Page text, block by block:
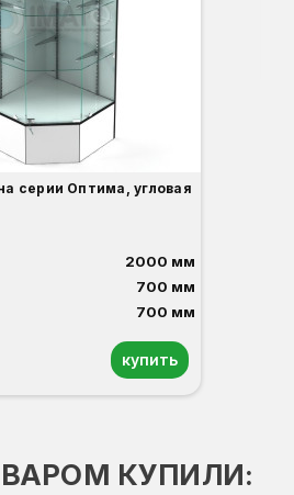
серии Оптима, угловая
2000 мм
700 мм
700 мм
купить
КУПИЛИ: